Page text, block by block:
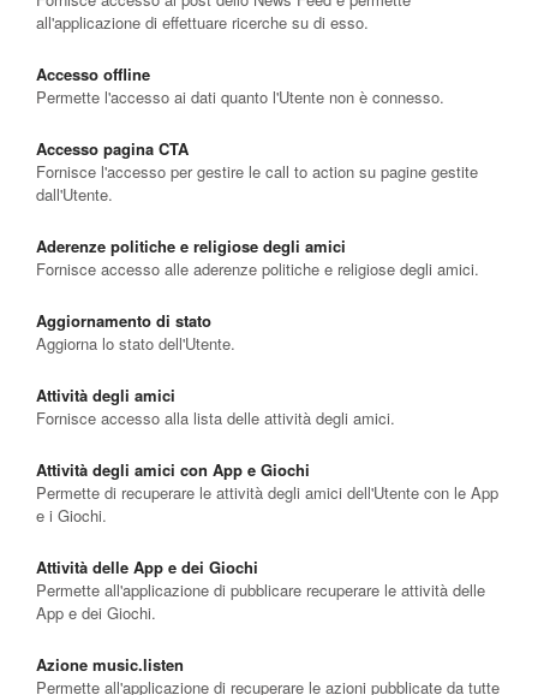
all'applicazione di effettuare ricerche su di esso.
Accesso offline
Permette l'accesso ai dati quanto l'Utente non è connesso.
Accesso pagina CTA
Fornisce l'accesso per gestire le call to action su pagine gestite
dall'Utente.
Aderenze politiche e religiose degli amici
Fornisce accesso alle aderenze politiche e religiose degli amici.
Aggiornamento di stato
Aggiorna lo stato dell'Utente.
Attività degli amici
Fornisce accesso alla lista delle attività degli amici.
Attività degli amici con App e Giochi
Permette di recuperare le attività degli amici dell'Utente con le App
e i Giochi.
Attività delle App e dei Giochi
Permette all'applicazione di pubblicare recuperare le attività delle
App e dei Giochi.
Azione music.listen
Permette all'applicazione di recuperare le azioni pubblicate da tutte